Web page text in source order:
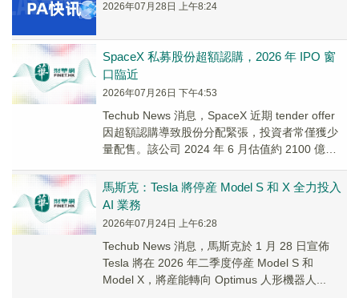
2026年07月28日 上午8:24
SpaceX 私募股份超額認購，2026 年 IPO 窗
口臨近
2026年07月26日 下午4:53
Techub News 消息，SpaceX 近期 tender offer
因超額認購導致股份分配緊張，投資者常僅獲少
量配售。該公司 2024 年 6 月估值約 2100 億美
馬斯克：Tesla 將停産 Model S 和 X 全力投入
AI 業務
2026年07月24日 上午6:28
Techub News 消息，馬斯克於 1 月 28 日宣佈
Tesla 將在 2026 年二季度停産 Model S 和
Model X，將産能轉向 Optimus 人形機器人...